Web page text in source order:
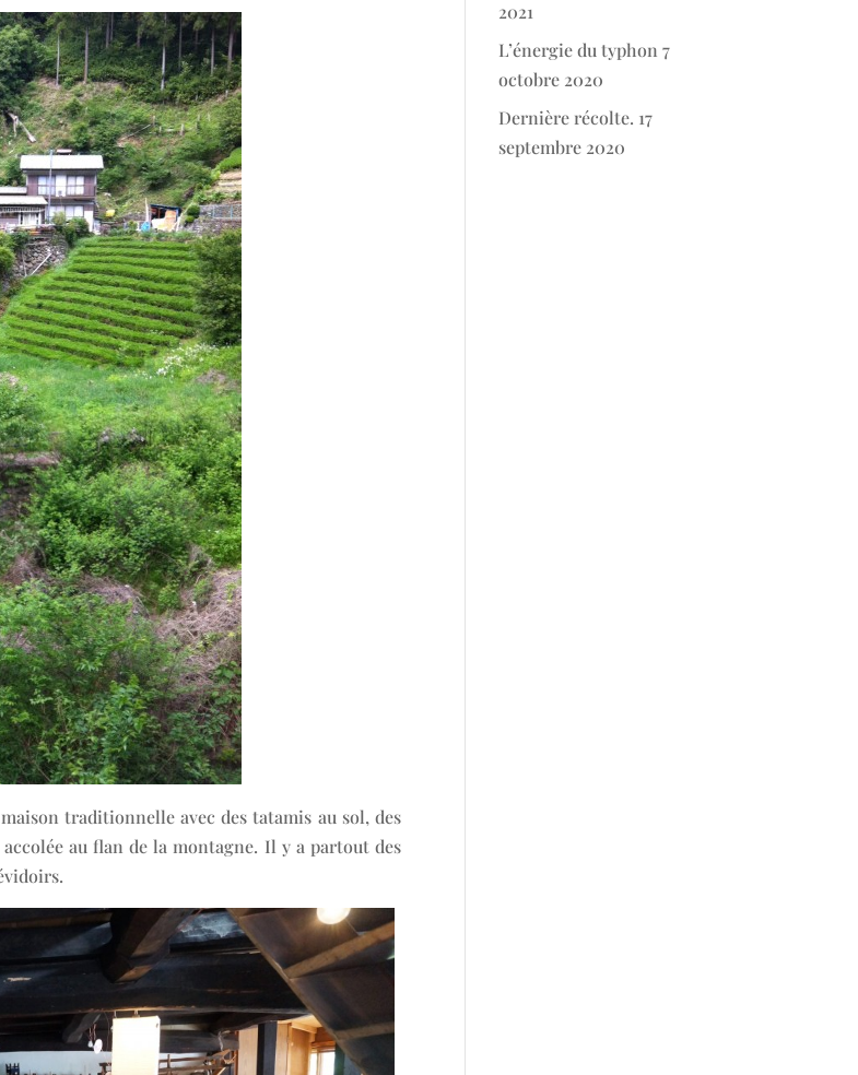
traditionnelle avec des tatamis au sol, des
au flan de la montagne. Il y a partout des
2021
L’énergie du typhon 7
octobre 2020
Dernière récolte. 17
septembre 2020